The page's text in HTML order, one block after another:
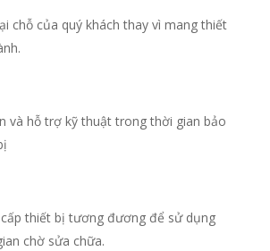
chỗ của quý khách thay vì mang thiết
và hỗ trợ kỹ thuật trong thời gian bảo
thiết bị tương đương để sử dụng
chờ sửa chữa.